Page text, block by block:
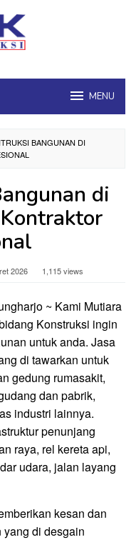
MENU
BANGUNAN DI
di
2026 1,115 views
~ Kami Mutiara
Konstruksi ingin
untuk anda. Jasa
di tawarkan untuk
gedung rumasakit,
dan pabrik,
industri lainnya.
penunjang
raya, rel kereta api,
udara, jalan layang
kesan dan
di desgain